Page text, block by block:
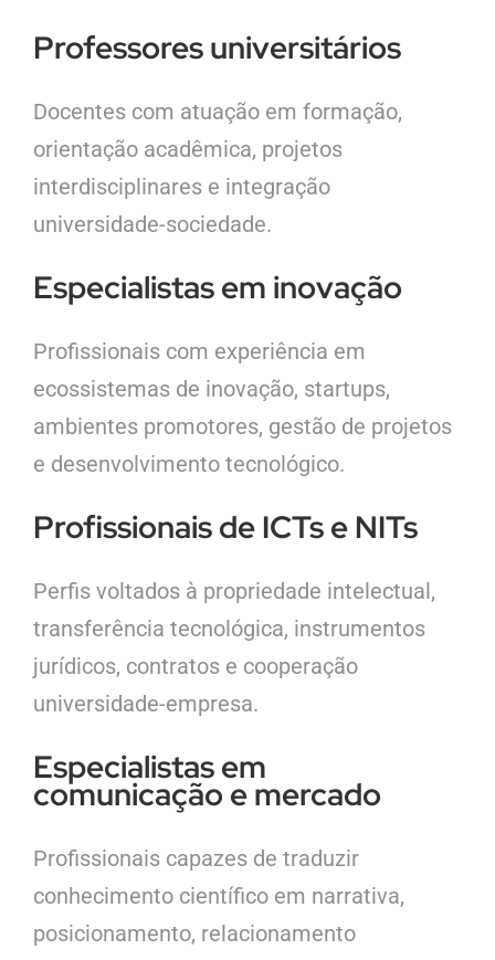
Professores universitários
Docentes com atuação em formação,
orientação acadêmica, projetos
interdisciplinares e integração
universidade-sociedade.
Especialistas em inovação
Profissionais com experiência em
ecossistemas de inovação, startups,
ambientes promotores, gestão de projetos
e desenvolvimento tecnológico.
Profissionais de ICTs e NITs
Perfis voltados à propriedade intelectual,
transferência tecnológica, instrumentos
jurídicos, contratos e cooperação
universidade-empresa.
Especialistas em
comunicação e mercado
Profissionais capazes de traduzir
conhecimento científico em narrativa,
posicionamento, relacionamento